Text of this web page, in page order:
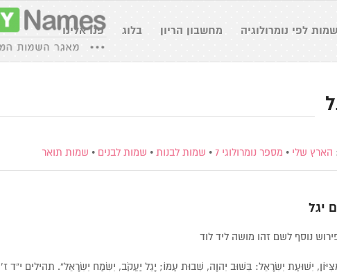
שמות לפי נומרולוגיה מחשבון הריון בלוג פנו אלינו
הארץ שלי • מספר נומרולוגי 7 • שמות לבנות • שמות לבנים • שמות תואר
יגל
נוסף לשם זהו מושה ליד לוד
יְשׁוּעַת יִשְׂרָאֵל: בְּשׁוּב יְהוָה, שְׁבוּת עַמּוֹ; יָגֵל יַעֲקֹב, יִשְׂמַח יִשְׂרָאֵל”. תהילים י”ד ז’